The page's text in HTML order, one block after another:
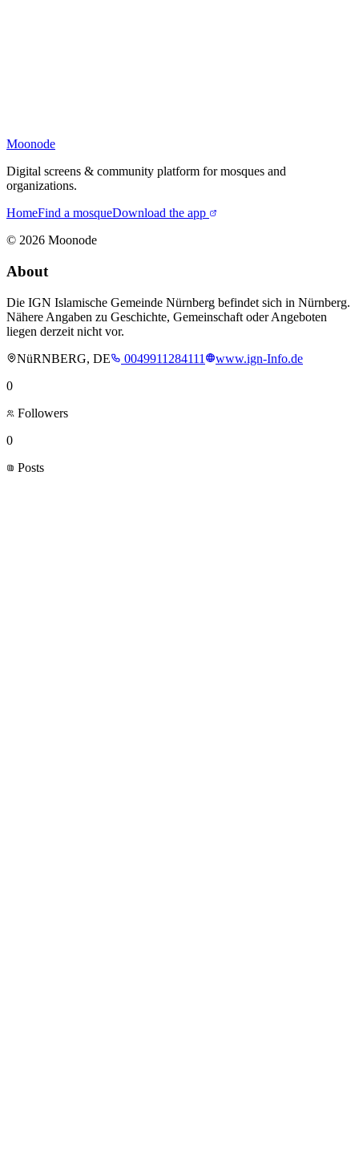
Moonode
Digital screens & community platform for mosques and
organizations.
HomeFind a mosqueDownload the app
© 2026 Moonode
About
Die IGN Islamische Gemeinde Nürnberg befindet sich in Nürnberg.
Nähere Angaben zu Geschichte, Gemeinschaft oder Angeboten
liegen derzeit nicht vor.
NüRNBERG, DE
0049911284111
www.ign-Info.de
0
Followers
0
Posts